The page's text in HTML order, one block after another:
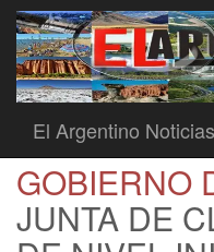
El Argentino Noticias
GOBIERNO
JUNTA DE